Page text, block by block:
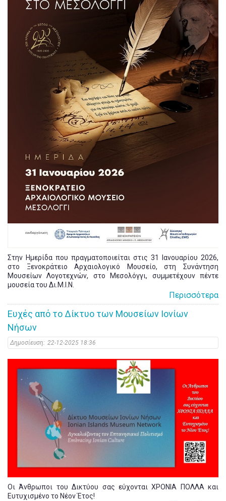
Στην Ημερίδα που πραγματοποιείται στις 31 Ιανουαρίου 2026,
στο Ξενοκράτειο Αρχαιολογικό Μουσείο, στη Συνάντηση
Μουσείων Λογοτεχνών, στο Μεσολόγγι, συμμετέχουν πέντε
μουσεία του Δι.Μ.Ι.Ν.
Περισσότερα
Ευχές από το Δίκτυο των Μουσείων Ιονίων
Νήσων
Δημοσίευση: 22-12-2025 18:36
Οι Άνθρωποι του Δικτύου σας εύχονται ΧΡΟΝΙΑ ΠΟΛΛΑ και
Ευτυχισμένο το Νέον Έτος!